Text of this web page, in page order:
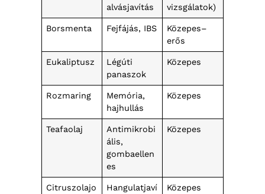
alvásjavítás
vizsgálatok)
Borsmenta Fejfájás, IBS
Közepes–
erős
Eukaliptusz
Légúti
panaszok
Közepes
Rozmaring
Memória,
hajhullás
Közepes
Teafaolaj
Antimikrobi
ális,
gombaellen
es
Közepes
Citruszolajo
Hangulatjaví
Közepes